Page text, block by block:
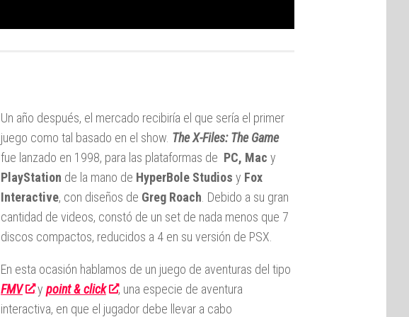
Un año después, el mercado recibiría el que sería el primer
juego como tal basado en el show. The X-Files: The Game
fue lanzado en 1998, para las plataformas de PC, Mac y
PlayStation de la mano de HyperBole Studios y Fox
Interactive, con diseños de Greg Roach . Debido a su gran
cantidad de videos, constó de un set de nada menos que 7
discos compactos, reducidos a 4 en su versión de PSX.
En esta ocasión hablamos de un juego de aventuras del tipo
FMV
y point & click
, una especie de aventura
interactiva, en que el jugador debe llevar a cabo